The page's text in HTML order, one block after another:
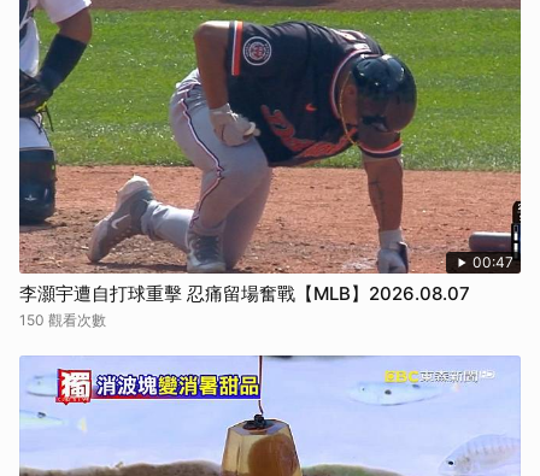
00:47
李灝宇遭自打球重擊 忍痛留場奮戰【MLB】2026.08.07
150 觀看次數